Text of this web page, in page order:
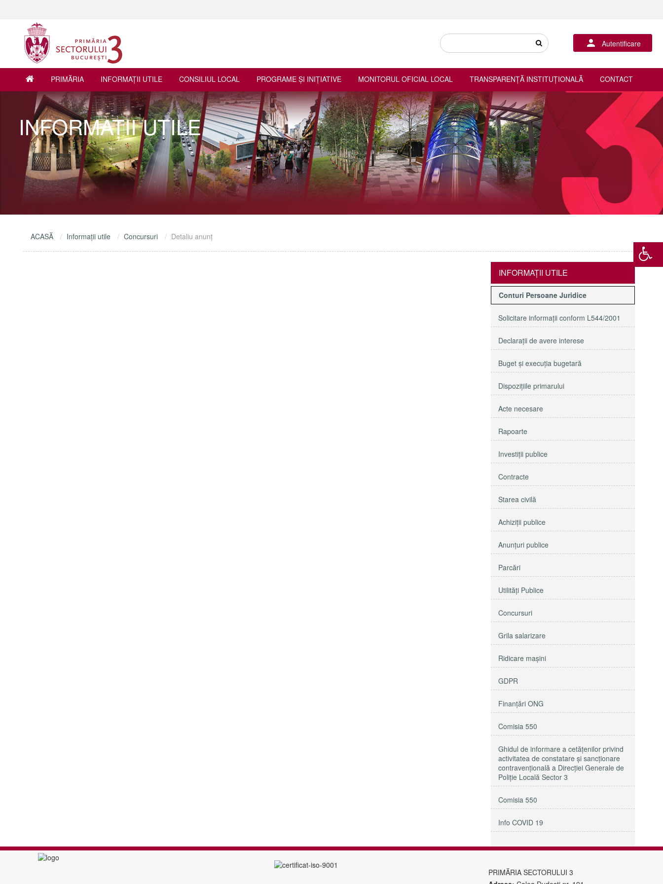
Autentificare
PRIMĂRIA INFORMAŢII UTILE CONSILIUL LOCAL PROGRAME ŞI INIŢIATIVE MONITORUL OFICIAL LOCAL TRANSPARENȚĂ INSTITUȚIONALĂ CONTACT
INFORMAŢII UTILE
ACASĂ Informaţii utile Concursuri Detaliu anunţ
INFORMAŢII UTILE
Conturi Persoane Juridice
Solicitare informaţii conform L544/2001
Declaraţii de avere interese
Buget şi execuţia bugetară
Dispoziţiile primarului
Acte necesare
Rapoarte
Investiţii publice
Contracte
Starea civilă
Achiziţii publice
Anunţuri publice
Parcări
Utilităţi Publice
Concursuri
Grila salarizare
Ridicare maşini
GDPR
Finanțări ONG
Comisia 550
Ghidul de informare a cetățenilor privind
activitatea de constatare și sancționare
contravențională a Direcției Generale de
Poliție Locală Sector 3
Comisia 550
Info COVID 19
PRIMĂRIA SECTORULUI 3